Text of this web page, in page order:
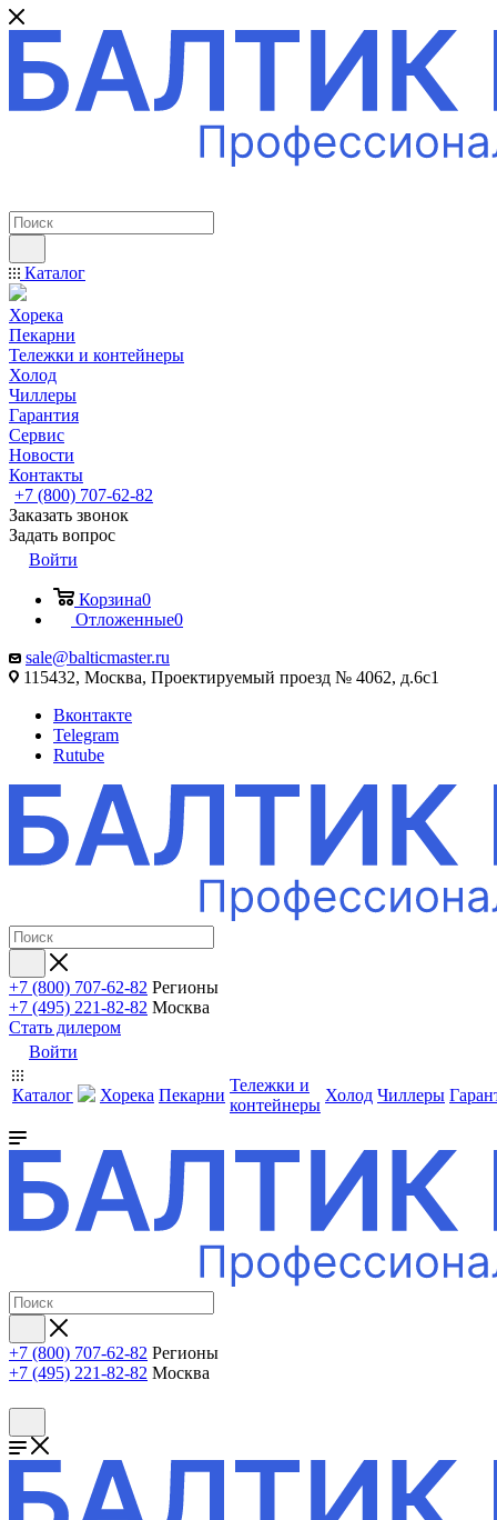
Каталог
Хорека
Пекарни
Тележки и контейнеры
Холод
Чиллеры
Гарантия
Сервис
Новости
Контакты
+7 (800) 707-62-82
Заказать звонок
Задать вопрос
Войти
Корзина0
Отложенные0
sale@balticmaster.ru
115432, Москва, Проектируемый проезд № 4062, д.6с1
Вконтакте
Telegram
Rutube
+7 (800) 707-62-82 Регионы
+7 (495) 221-82-82 Москва
Стать дилером
Войти
Каталог Хорека Пекарни
Тележки и
контейнеры
Холод Чиллеры
+7 (800) 707-62-82 Регионы
+7 (495) 221-82-82 Москва